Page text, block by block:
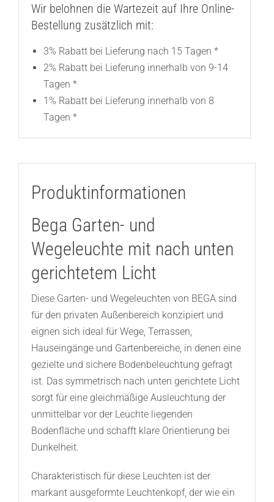
Wir belohnen die Wartezeit auf Ihre Online-
Bestellung zusätzlich mit:
3% Rabatt bei Lieferung nach 15 Tagen *
2% Rabatt bei Lieferung innerhalb von 9-14
Tagen *
1% Rabatt bei Lieferung innerhalb von 8
Tagen *
Produktinformationen
Bega Garten- und
Wegeleuchte mit nach unten
gerichtetem Licht
Diese Garten- und Wegeleuchten von BEGA sind
für den privaten Außenbereich konzipiert und
eignen sich ideal für Wege, Terrassen,
Hauseingänge und Gartenbereiche, in denen eine
gezielte und sichere Bodenbeleuchtung gefragt
ist. Das symmetrisch nach unten gerichtete Licht
sorgt für eine gleichmäßige Ausleuchtung der
unmittelbar vor der Leuchte liegenden
Bodenfläche und schafft klare Orientierung bei
Dunkelheit.
Charakteristisch für diese Leuchten ist der
markant ausgeformte Leuchtenkopf, der wie ein